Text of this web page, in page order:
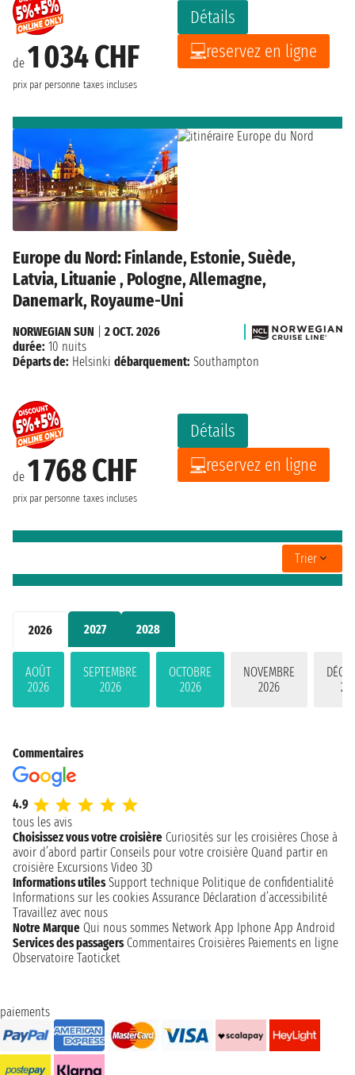
2026 2027 2028
AOÛT
2026
SEPTEMBRE
2026
OCTOBRE
2026
NOVEMBRE
2026
de 1 034 CHF
prix par personne taxes incluses
Détails
reservez en ligne
Europe du Nord: Finlande, Estonie, Suède,
Latvia, Lituanie , Pologne, Allemagne,
Danemark, Royaume-Uni
de 1 768 CHF
prix par personne taxes incluses
Détails
reservez en ligne
NORWEGIAN SUN
2 OCT. 2026
durée: 10 nuits
Départs de: Helsinki débarquement: Southampton
Trier
Commentaires
4.9
tous les avis
Choisissez vous votre croisière Curiosités sur les croisières Chose à
avoir d’abord partir Conseils pour votre croisière Quand partir en
croisière Excursions Video 3D
Informations utiles Support technique Politique de confidentialité
Informations sur les cookies Assurance Déclaration d’accessibilité
Travaillez avec nous
Notre Marque Qui nous sommes Network App Iphone App Android
Services des passagers Commentaires Croisières Paiements en ligne
Observatoire Taoticket
paiements